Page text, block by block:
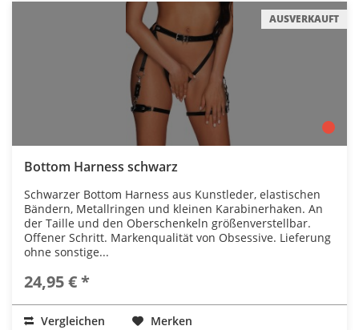
AUSVERKAUFT
Bottom Harness schwarz
Schwarzer Bottom Harness aus Kunstleder, elastischen
Bändern, Metallringen und kleinen Karabinerhaken. An
der Taille und den Oberschenkeln größenverstellbar.
Offener Schritt. Markenqualität von Obsessive. Lieferung
ohne sonstige...
24,95 € *
Vergleichen Merken